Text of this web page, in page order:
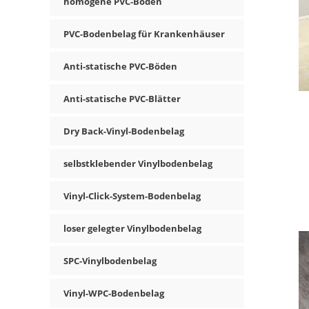
PVC-Bodenbelag für Krankenhäuser
Anti-statische PVC-Böden
Anti-statische PVC-Blätter
Dry Back-Vinyl-Bodenbelag
selbstklebender Vinylbodenbelag
Vinyl-Click-System-Bodenbelag
loser gelegter Vinylbodenbelag
SPC-Vinylbodenbelag
Vinyl-WPC-Bodenbelag